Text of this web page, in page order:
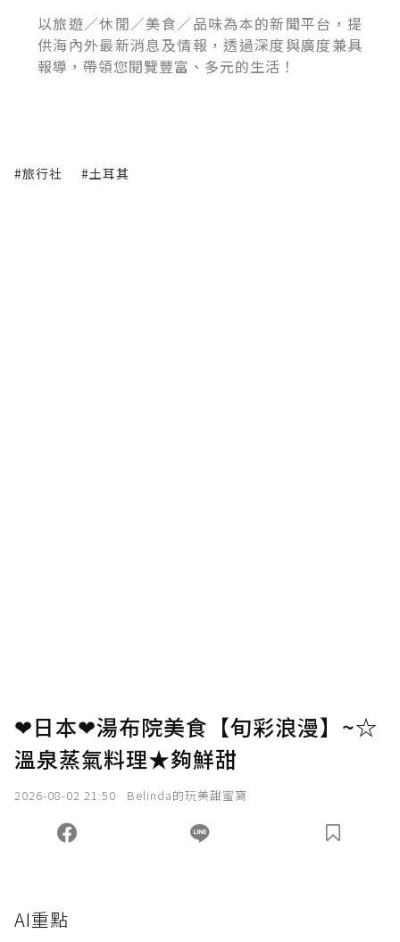
以旅遊／休閒／美食／品味為本的新聞平台，提
供海內外最新消息及情報，透過深度與廣度兼具
報導，帶領您閱覽豐富、多元的生活！
#旅行社 #土耳其
❤日本❤湯布院美食【旬彩浪漫】~☆
溫泉蒸氣料理★夠鮮甜
2026-08-02 21:50 Belinda的玩美甜蜜窩
AI重點